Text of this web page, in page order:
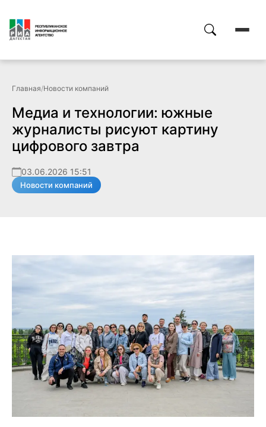
Главная/Новости компаний
Медиа и технологии: южные
журналисты рисуют картину
цифрового завтра
03.06.2026 15:51
Новости компаний